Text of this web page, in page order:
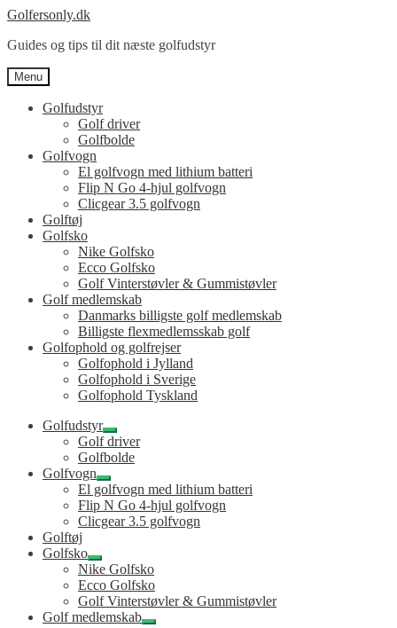
Spring
navigation
Spring
indhold
Golfersonly.dk
Guides og tips til dit næste golfudstyr
Menu
Golfudstyr
Golf driver
Golfbolde
Golfvogn
El golfvogn med lithium batteri
Flip N Go 4-hjul golfvogn
Clicgear 3.5 golfvogn
Golftøj
Golfsko
Nike Golfsko
Ecco Golfsko
Golf Vinterstøvler & Gummistøvler
Golf medlemskab
Danmarks billigste golf medlemskab
Billigste flexmedlemsskab golf
Golfophold og golfrejser
Golfophold i Jylland
Golfophold i Sverige
Golfophold Tyskland
Golfudstyr
Udfold
undermenu
Golf driver
Golfbolde
Golfvogn
Udfold
undermenu
El golfvogn med lithium batteri
Flip N Go 4-hjul golfvogn
Clicgear 3.5 golfvogn
Golftøj
Golfsko
Udfold
undermenu
Nike Golfsko
Ecco Golfsko
Golf Vinterstøvler & Gummistøvler
Golf medlemskab